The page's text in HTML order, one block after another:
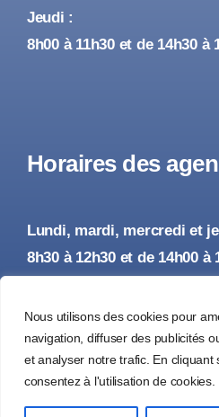
Nous utilisons des cookies pour
navigation, diffuser des publicités
et analyser notre trafic. En cliquant
consentez à l'utilisation de cookies.
Jeudi :
8h00 à 11h30 et de 14h30 à
Horaires des
Lundi, mardi, mercredi et
8h30 à 12h30 et de 14h00 à
8h30 à 12h30 et de 14h00 à
© 2026 • Tous droits